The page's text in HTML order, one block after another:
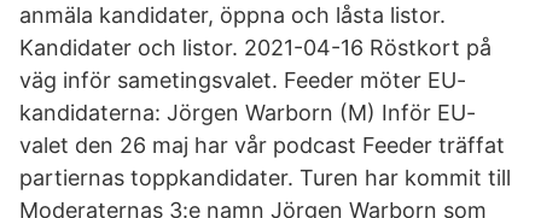
anmäla kandidater, öppna och låsta listor.
Kandidater och listor. 2021-04-16 Röstkort på
väg inför sametingsvalet. Feeder möter EU-
kandidaterna: Jörgen Warborn (M) Inför EU-
valet den 26 maj har vår podcast Feeder träffat
partiernas toppkandidater. Turen har kommit till
Moderaternas 3:e namn Jörgen Warborn som